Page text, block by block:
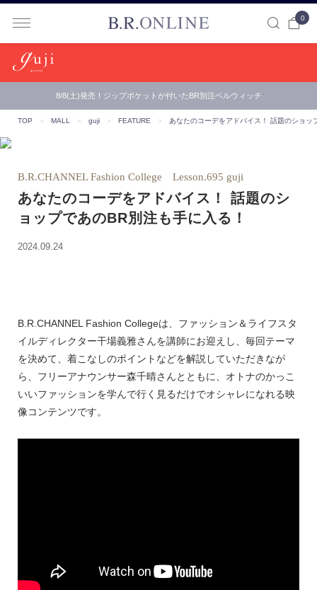
0
8/8(土)発売！ジップポケットが付いたBR別注ベルウィッチ
TOP ＞ MALL ＞ guji ＞ FEATURE ＞ あなたのコーデをアドバイス！ 話題のショッ
B.R.CHANNEL Fashion College Lesson.695 guji
あなたのコーデをアドバイス！ 話題のシ
ョップであのBR別注も手に入る！
2024.09.24
B.R.CHANNEL Fashion Collegeは、ファッション＆ライフスタ
イルディレクター干場義雅さんを講師にお迎えし、毎回テーマ
を決めて、着こなしのポイントなどを解説していただきなが
ら、フリーアナウンサー森千晴さんとともに、オトナのかっこ
いいファッションを学んで行く見るだけでオシャレになれる映
像コンテンツです。